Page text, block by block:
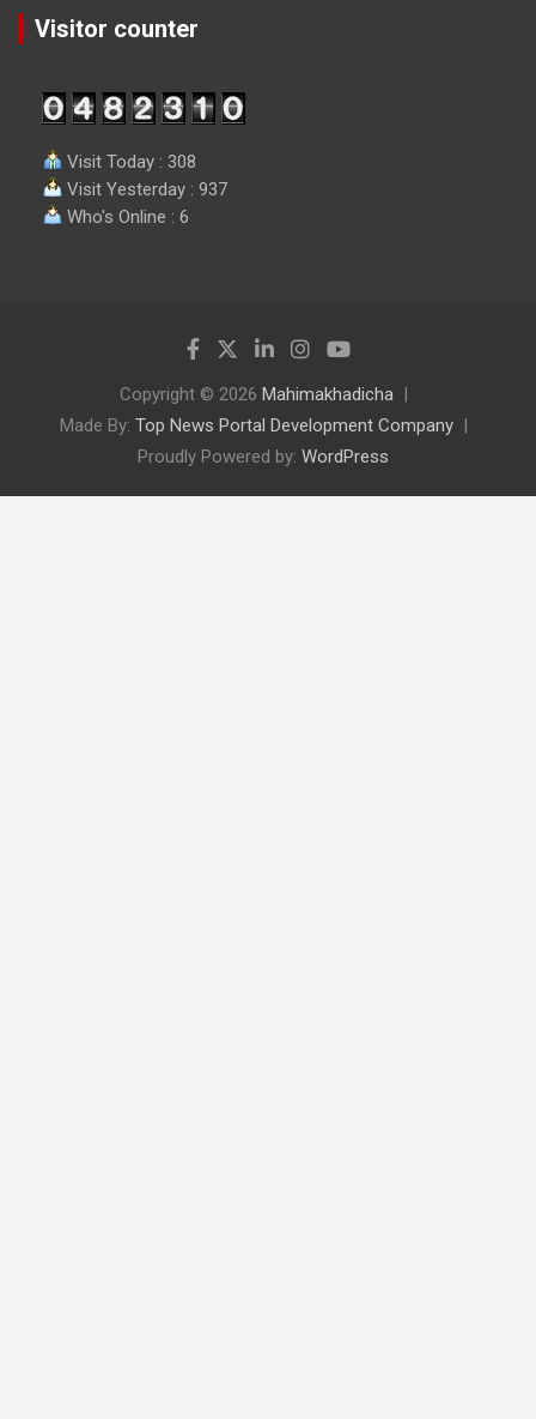
Visitor counter
Visit Today : 308
Visit Yesterday : 937
Who's Online : 6
Copyright © 2026 Mahimakhadicha
Made By: Top News Portal Development Company
Proudly Powered by: WordPress